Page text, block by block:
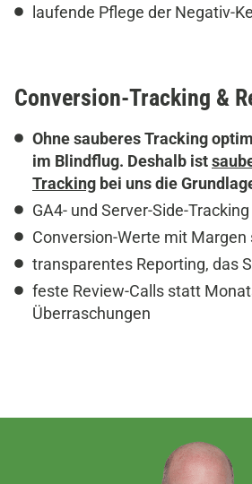
laufende Pflege der Negativ-
Conversion-Tracking &
Ohne sauberes Tracking
im Blindflug. Deshalb ist
Tracking bei uns die
GA4- und Server-Side-Tracking
Conversion-Werte mit
transparentes Reporting, das
feste Review-Calls statt
Überraschungen